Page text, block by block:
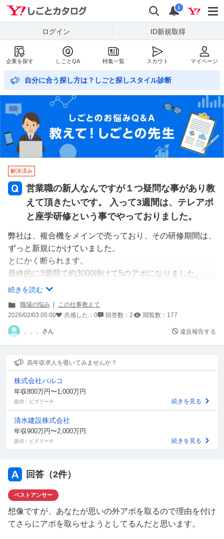
Yahoo!しごとカタログ
検索
通知
i
ログイン ID新規取得
企業を探す しごとQA 特集一覧 スカウト マイページ
自分に合う探し方は？しごと探しスタイル診断
解決済み
営業職の新人なんですが１つ疑問な事があり教
えて頂きたいです。 入って3週間は、テレアポ
と座学研修という事でやっておりました。
弊社は、複合機をメインで売っており、その研修期間は、
ずっと新規にかけていました。
とにかく断られます。
最終的に3週間で約3000掛けて5のアポになりました。
会社側もそれくらい断られる想定のようです。
ただ予定外なのは、ここからです。
配属先に戻っても自分の取った新規に同行して経験積むの
がいい！と言われここから2週間後に別の新人が来るから
もう一回復讐で座学を受けろ！と言われました。
その結果テレアポと研修を3-4カ月受ける事になりそうで
す。
最初とった5件も後出しで言われたので同行するには、こ
こから取り直しです。
外に飛び込みにも行かせてもらえません。
営業の新人は、こんなものなのでしょうか？
続きを読む
職場の悩み
この仕事教えて
2026/02/03 05:00
共感した： 0 回答数： 2 閲覧数： 177
、、、さん 違反報告する
高年収求人を覗いてみませんか？
株式会社パルコ
年収800万円〜1,000万円
提供：ビズリーチ 続きを見る
清水建設株式会社
年収900万円〜2,000万円
提供：ビズリーチ 続きを見る
回答（2件）
ベストアンサー
想像ですが、あなたが思いの外アポを取るので理由を付け
てさらにアポを取らせようとしてるんだと思います。